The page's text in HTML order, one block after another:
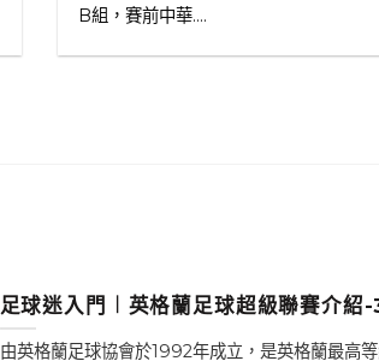
B組，賽前中華....
足球迷入門︱英格蘭足球超級聯賽介紹
由英格蘭足球協會於1992年成立，是英格蘭最高